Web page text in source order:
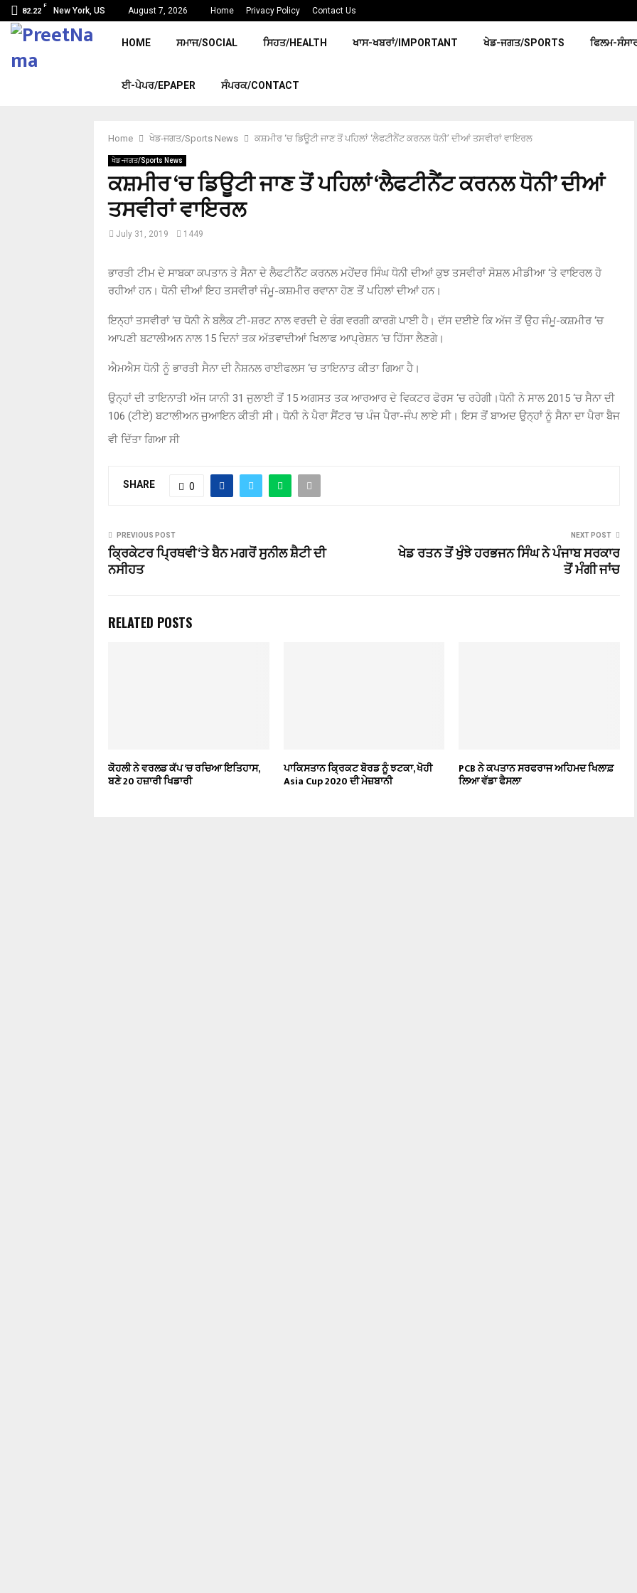
82.22
F
New York, US August 7, 2026 Home Privacy Policy Contact Us
HOME ਸਮਾਜ/SOCIAL ਸਿਹਤ/HEALTH ਖਾਸ-ਖਬਰਾਂ/IMPORTANT ਖੇਡ-ਜਗਤ/SPORTS ਫਿਲਮ-
ਈ-ਪੇਪਰ/EPAPER ਸੰਪਰਕ/CONTACT
Home ਖੇਡ-ਜਗਤ/Sports News ਕਸ਼ਮੀਰ ‘ਚ ਡਿਊਟੀ ਜਾਣ ਤੋਂ ਪਹਿਲਾਂ ‘ਲੈਫਟੀਨੈਂਟ ਕਰਨਲ ਧੋਨੀ’ ਦੀਆਂ ਤਸਵੀਰਾਂ ਵਾਇਰਲ
ਖੇਡ-ਜਗਤ/Sports News
ਕਸ਼ਮੀਰ ‘ਚ ਡਿਊਟੀ ਜਾਣ ਤੋਂ ਪਹਿਲਾਂ ‘ਲੈਫਟੀਨੈਂਟ ਕਰਨਲ ਧੋਨੀ’ ਦੀਆਂ
ਤਸਵੀਰਾਂ ਵਾਇਰਲ
July 31, 2019 1449
ਭਾਰਤੀ ਟੀਮ ਦੇ ਸਾਬਕਾ ਕਪਤਾਨ ਤੇ ਸੈਨਾ ਦੇ ਲੈਫਟੀਨੈਂਟ ਕਰਨਲ ਮਹੇਂਦਰ ਸਿੰਘ ਧੋਨੀ ਦੀਆਂ ਕੁਝ ਤਸਵੀਰਾਂ ਸੋਸ਼ਲ ਮੀਡੀਆ ‘ਤੇ ਵਾਇਰਲ ਹੋ
ਰਹੀਆਂ ਹਨ। ਧੋਨੀ ਦੀਆਂ ਇਹ ਤਸਵੀਰਾਂ ਜੰਮੂ-ਕਸ਼ਮੀਰ ਰਵਾਨਾ ਹੋਣ ਤੋਂ ਪਹਿਲਾਂ ਦੀਆਂ ਹਨ।
ਇਨ੍ਹਾਂ ਤਸਵੀਰਾਂ ‘ਚ ਧੋਨੀ ਨੇ ਬਲੈਕ ਟੀ-ਸ਼ਰਟ ਨਾਲ ਵਰਦੀ ਦੇ ਰੰਗ ਵਰਗੀ ਕਾਰਗੋ ਪਾਈ ਹੈ। ਦੱਸ ਦਈਏ ਕਿ ਅੱਜ ਤੋਂ ਉਹ ਜੰਮੂ-ਕਸ਼ਮੀਰ ‘ਚ
ਆਪਣੀ ਬਟਾਲੀਅਨ ਨਾਲ 15 ਦਿਨਾਂ ਤਕ ਅੱਤਵਾਦੀਆਂ ਖਿਲਾਫ ਆਪ੍ਰੇਸ਼ਨ ‘ਚ ਹਿੱਸਾ ਲੈਣਗੇ।
ਐਮਐਸ ਧੋਨੀ ਨੂੰ ਭਾਰਤੀ ਸੈਨਾ ਦੀ ਨੈਸ਼ਨਲ ਰਾਈਫਲਸ ‘ਚ ਤਾਇਨਾਤ ਕੀਤਾ ਗਿਆ ਹੈ।
ਉਨ੍ਹਾਂ ਦੀ ਤਾਇਨਾਤੀ ਅੱਜ ਯਾਨੀ 31 ਜੁਲਾਈ ਤੋਂ 15 ਅਗਸਤ ਤਕ ਆਰਆਰ ਦੇ ਵਿਕਟਰ ਫੋਰਸ ‘ਚ ਰਹੇਗੀ।ਧੋਨੀ ਨੇ ਸਾਲ 2015 ‘ਚ ਸੈਨਾ ਦੀ
106 (ਟੀਏ) ਬਟਾਲੀਅਨ ਜੁਆਇਨ ਕੀਤੀ ਸੀ। ਧੋਨੀ ਨੇ ਪੈਰਾ ਸੈਂਟਰ ‘ਚ ਪੰਜ ਪੈਰਾ-ਜੰਪ ਲਾਏ ਸੀ। ਇਸ ਤੋਂ ਬਾਅਦ ਉਨ੍ਹਾਂ ਨੂੰ ਸੈਨਾ ਦਾ ਪੈਰਾ ਬੈਜ
ਵੀ ਦਿੱਤਾ ਗਿਆ ਸੀ
SHARE 0
PREVIOUS POST
ਕ੍ਰਿਕੇਟਰ ਪ੍ਰਿਥਵੀ ‘ਤੇ ਬੈਨ ਮਗਰੋਂ ਸੁਨੀਲ ਸ਼ੈਟੀ ਦੀ
ਨਸੀਹਤ
NEXT POST
ਖੇਡ ਰਤਨ ਤੋਂ ਖੁੰਝੇ ਹਰਭਜਨ ਸਿੰਘ ਨੇ ਪੰਜਾਬ ਸਰਕਾਰ
ਤੋਂ ਮੰਗੀ ਜਾਂਚ
RELATED POSTS
ਕੋਹਲੀ ਨੇ ਵਰਲਡ ਕੱਪ ‘ਚ ਰਚਿਆ ਇਤਿਹਾਸ,
ਬਣੇ 20 ਹਜ਼ਾਰੀ ਖਿਡਾਰੀ
ਪਾਕਿਸਤਾਨ ਕ੍ਰਿਕਟ ਬੋਰਡ ਨੂੰ ਝਟਕਾ, ਖੋਹੀ
Asia Cup 2020 ਦੀ ਮੇਜ਼ਬਾਨੀ
PCB ਨੇ ਕਪਤਾਨ ਸਰਫਰਾਜ ਅਹਿਮਦ ਖਿਲਾਫ਼
ਲਿਆ ਵੱਡਾ ਫੈਸਲਾ